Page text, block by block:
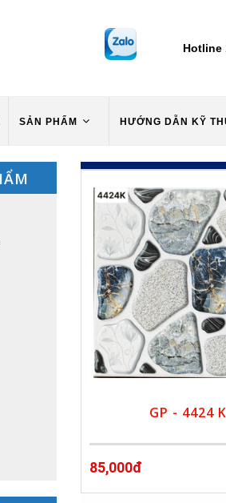
Hotline
SẢN PHẨM HƯỚNG DẪN KỸ
GP - 4424 K
85,000đ